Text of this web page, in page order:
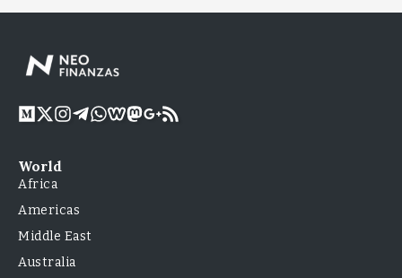
World
Africa
Americas
Middle East
Australia